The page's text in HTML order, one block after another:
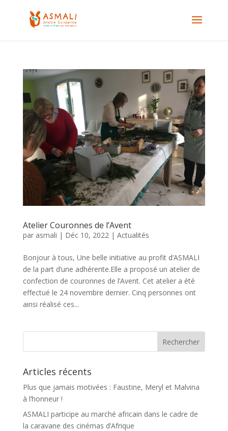
Atelier Couronnes de l’Avent
par asmali | Déc 10, 2022 | Actualités
Bonjour à tous, Une belle initiative au profit d’ASMALI
de la part d’une adhérente.Elle a proposé un atelier de
confection de couronnes de l’Avent. Cet atelier a été
effectué le 24 novembre dernier. Cinq personnes ont
ainsi réalisé ces...
Articles récents
Plus que jamais motivées : Faustine, Meryl et Malvina
à l’honneur !
ASMALI participe au marché africain dans le cadre de
la caravane des cinémas d’Afrique